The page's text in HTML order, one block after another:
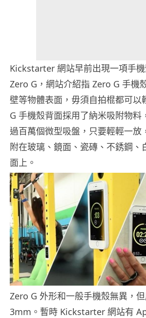
Kickstarter 網站早前出現一項手
Zero G，網站介紹指 Zero G 手機
壁等物體表面，毋須自拍棍都可以
G 手機殼背面採用了納米吸附物料
過百萬個微型吸盤，只要輕輕一放
附在玻璃、鏡面、瓷磚、不銹鋼、
面上。
Zero G 外形和一般手機殼無異，
3mm。暫時 Kickstarter 網站有